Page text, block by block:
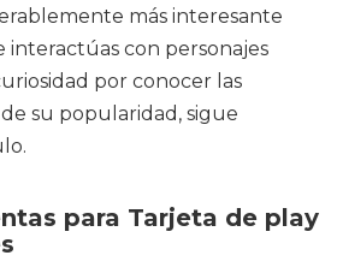
más interesante
interactúas con personajes
por conocer las
su popularidad, sigue
para Tarjeta de play